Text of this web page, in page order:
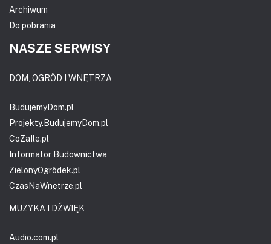
Archiwum
Do pobrania
NASZE SERWISY
DOM, OGRÓD I WNĘTRZA
BudujemyDom.pl
Projekty.BudujemyDom.pl
CoZaIle.pl
Informator Budownictwa
ZielonyOgródek.pl
CzasNaWnetrze.pl
MUZYKA I DŹWIĘK
Audio.com.pl